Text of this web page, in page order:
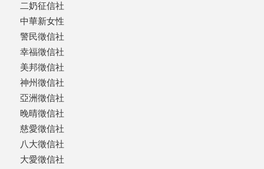
二奶征信社
中華新女性
警民徵信社
幸福徵信社
美邦徵信社
神州徵信社
亞洲徵信社
晚晴徵信社
慈愛徵信社
八大徵信社
大愛徵信社